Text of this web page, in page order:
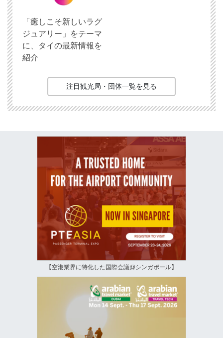
「癒しこそ新しいラグ
ジュアリー」をテーマ
に、タイの最新情報を
紹介
注目観光局・団体一覧を見る
【空港業界に特化した国際会議@シンガポール】